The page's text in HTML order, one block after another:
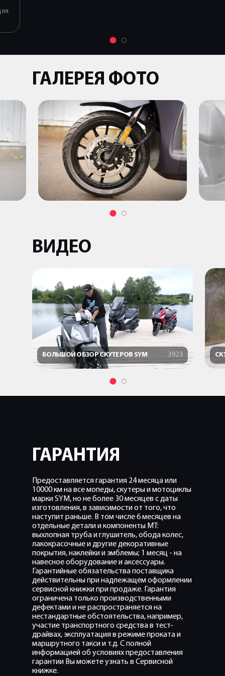
ГАЛЕРЕЯ ФОТО
ВИДЕО
БОЛЬШОЙ ОБЗОР СКУТЕРОВ SYM 39:23
ГАРАНТИЯ
Предоставляется гарантия 24 месяца или
10000 км на все мопеды, скутеры и мотоциклы
марки SYM, но не более 30 месяцев с даты
изготовления, в зависимости от того, что
наступит раньше. В том числе 6 месяцев на
отдельные детали и компоненты МТ:
выхлопная труба и глушитель, обода колес,
лакокрасочные и другие декоративные
покрытия, наклейки и эмблемы; 1 месяц - на
навесное оборудование и аксессуары.
Гарантийные обязательства поставщика
действительны при надлежащем оформлении
сервисной книжки при продаже. Гарантия
ограничена только производственными
дефектами и не распространяется на
нестандартные обстоятельства, например,
участие транспортного средства в тест-
драйвах, эксплуатация в режиме проката и
маршрутного такси и т.д. С полной
информацией об условиях предоставления
гарантии Вы можете узнать в Сервисной
книжке.